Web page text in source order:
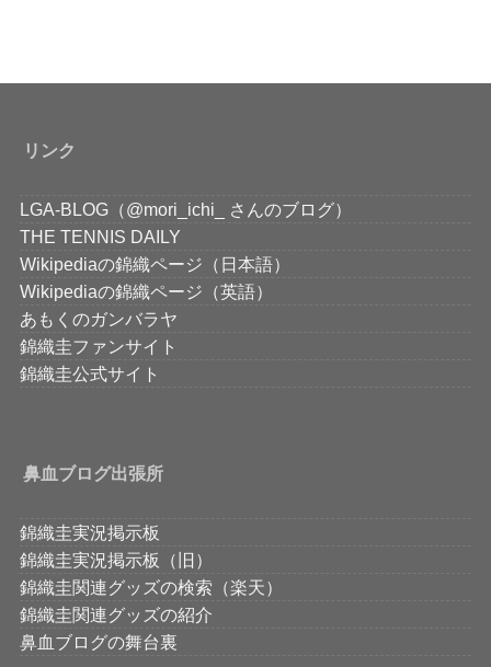
リンク
LGA-BLOG（@mori_ichi_ さんのブログ）
THE TENNIS DAILY
Wikipediaの錦織ページ（日本語）
Wikipediaの錦織ページ（英語）
あもくのガンバラヤ
錦織圭ファンサイト
錦織圭公式サイト
鼻血ブログ出張所
錦織圭実況掲示板
錦織圭実況掲示板（旧）
錦織圭関連グッズの検索（楽天）
錦織圭関連グッズの紹介
鼻血ブログの舞台裏